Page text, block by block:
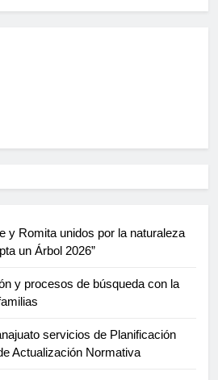
y Romita unidos por la naturaleza
un Árbol 2026”
y procesos de búsqueda con la
servicios de Planificación
Actualización Normativa